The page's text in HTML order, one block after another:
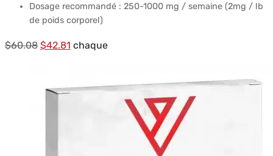
Dosage recommandé : 250-1000 mg / semaine (2mg / lb
de poids corporel)
$60.08 Le
$42.81 Le
chaque